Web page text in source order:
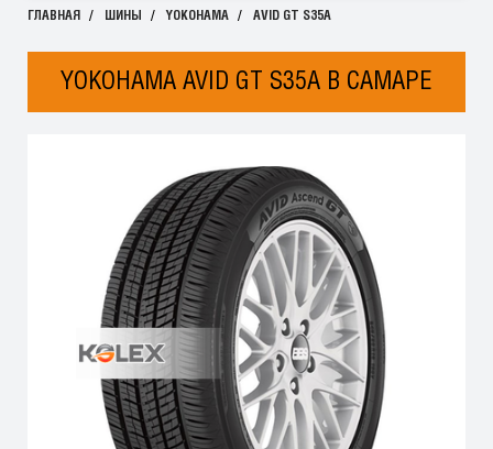
ГЛАВНАЯ ШИНЫ YOKOHAMA AVID GT S35A
YOKOHAMA AVID GT S35A В САМАРЕ